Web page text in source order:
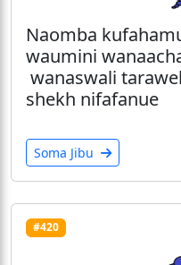
Naomba
waumini
wanaswali
shekh nifafanue
Soma Jibu
#420